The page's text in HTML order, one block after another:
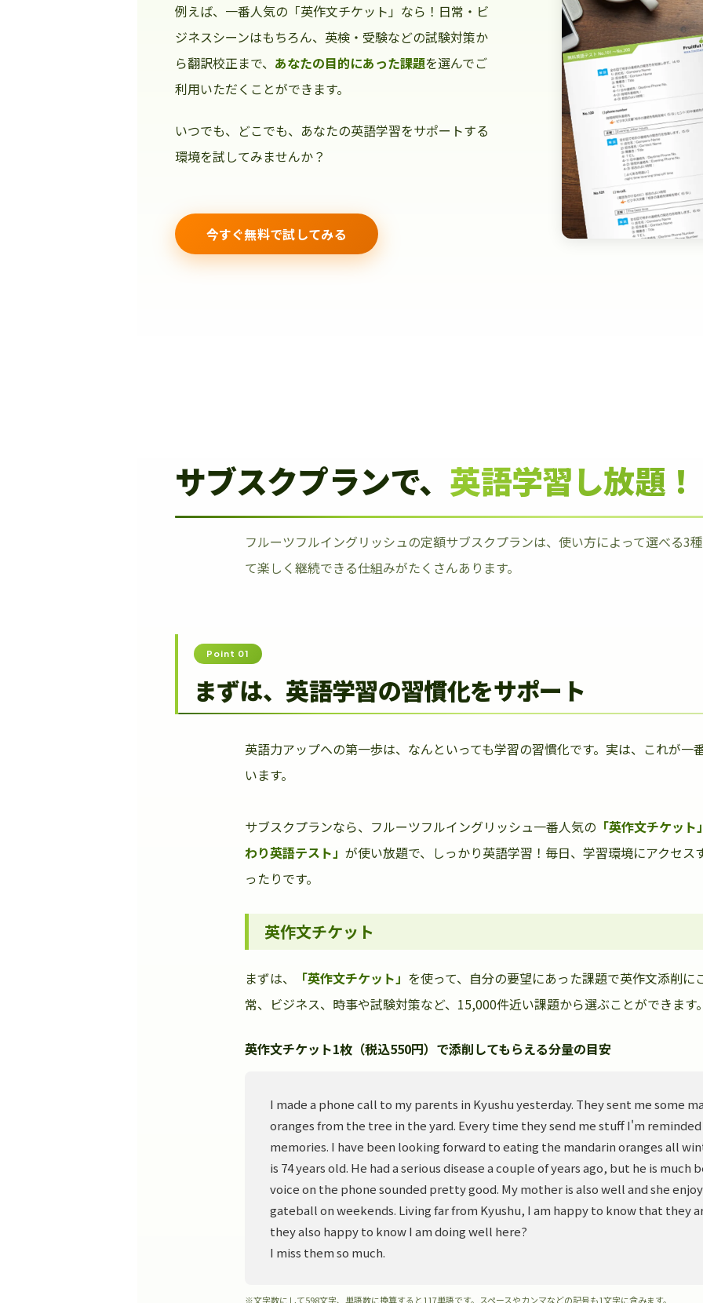
例えば、一番人気の「英作文チケット」なら！日常・ビ
ジネスシーンはもちろん、英検・受験などの試験対策か
ら翻訳校正まで、 あなたの目的にあった課題を選んでご
利用いただくことができます。
いつでも、どこでも、あなたの英語学習をサポートする
環境を試してみませんか？
今すぐ無料で試してみる
サブスクプランで、 英語学習し放題！
フルーツフルイングリッシュの定額サブスクプランは、使い方によって選べる3
て楽しく継続できる仕組みがたくさんあります。
Point 01
まずは、英語学習の習慣化をサポート
英語力アップへの第一歩は、なんといっても学習の習慣化です。実は、これが一
います。
サブスクプランなら、フルーツフルイングリッシュ一番人気の 「英作文チケット
わり英語テスト」 が使い放題で、しっかり英語学習！毎日、学習環境にアクセス
ったりです。
英作文チケット
まずは、 「英作文チケット」 を使って、自分の要望にあった課題で英作文添削に
常、ビジネス、時事や試験対策など、15,000件近い課題から選ぶことができます
英作文チケット1枚（税込550円）で添削してもらえる分量の目安
I made a phone call to my parents in Kyushu yesterday. They sent me some
oranges from the tree in the yard. Every time they send me stuff I'm
memories. I have been looking forward to eating the mandarin oranges all
is 74 years old. He had a serious disease a couple of years ago, but he is much
voice on the phone sounded pretty good. My mother is also well and she
gateball on weekends. Living far from Kyushu, I am happy to know that they
they also happy to know I am doing well here?
I miss them so much.
※文字数にして598文字、単語数に換算すると117単語です。スペースやカンマなどの記号も1文字に含みます。